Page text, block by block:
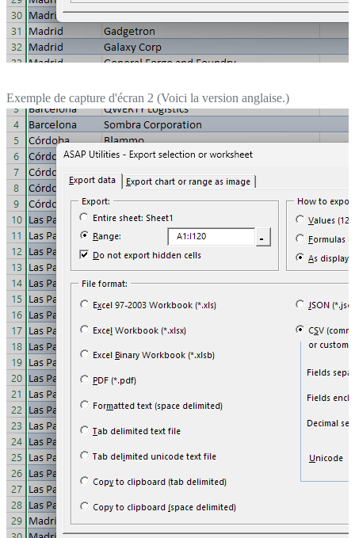
Exemple de capture d'écran 2 (Voici la version anglaise.)